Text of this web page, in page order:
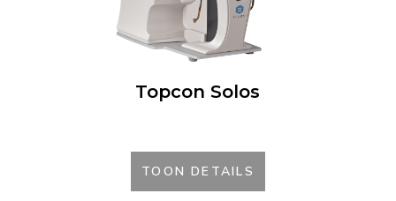
Topcon Solos
TOON DETAILS